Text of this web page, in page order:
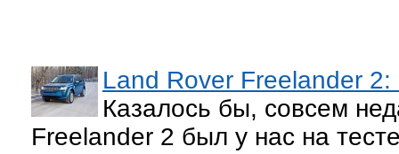
Land Rover Freelander
Казалось бы, совсем
Freelander 2 был у нас на